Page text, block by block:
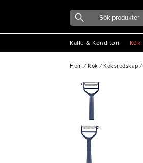
Kaffe & Konditori Kök
Hem / Kök / Köksredskap /